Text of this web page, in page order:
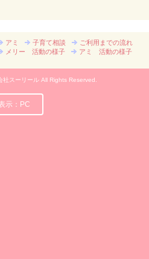
アミ 子育て相談
ご利用までの流れ
メリー 活動の様子 アミ 活動の様子
スーリール All Rights Reserved.
示：PC